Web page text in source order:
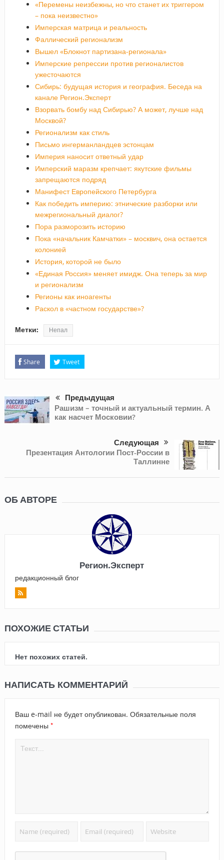
«Перемены неизбежны, но что станет их триггером
– пока неизвестно»
Имперская матрица и реальность
Фаллический регионализм
Вышел «Блокнот партизана-регионала»
Имперские репрессии против регионалистов
ужесточаются
Сибирь: будущая история и география. Беседа на
канале Регион.Эксперт
Взорвать бомбу над Сибирью? А может, лучше над
Москвой?
Регионализм как стиль
Письмо ингерманландцев эстонцам
Империя наносит ответный удар
Имперский маразм крепчает: якутские фильмы
запрещаются подряд
Манифест Европейского Петербурга
Как победить империю: этнические разборки или
межрегиональный диалог?
Пора разморозить историю
Пока «начальник Камчатки» – москвич, она остается
колонией
История, которой не было
«Единая Россия» меняет имидж. Она теперь за мир
и регионализм
Регионы как иноагенты
Раскол в «частном государстве»?
Метки: Непал
Share Tweet
Предыдущая
Рашизм – точный и актуальный термин. А
как насчет Московии?
Следующая
Презентация Антологии Пост-России в
Таллинне
ОБ АВТОРЕ
Регион.Эксперт
редакционный блог
ПОХОЖИЕ СТАТЬИ
Нет похожих статей.
НАПИСАТЬ КОММЕНТАРИЙ
Ваш e-mail не будет опубликован. Обязательные поля
помечены *